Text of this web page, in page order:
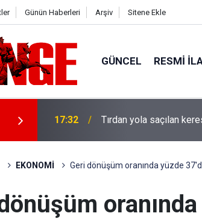
Günün Haberleri Arşiv Sitene Ekle
GÜNCEL RESMI
17:32 Tırdan yola saçılan
EKONOMİ Geri dönüşüm oranında yüzde